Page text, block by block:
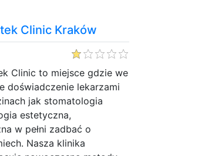
Clinic Kraków
Clinic to miejsce gdzie we
doświadczenie lekarzami
jak stomatologia
estetyczna,
w pełni zadbać o
Nasza klinika